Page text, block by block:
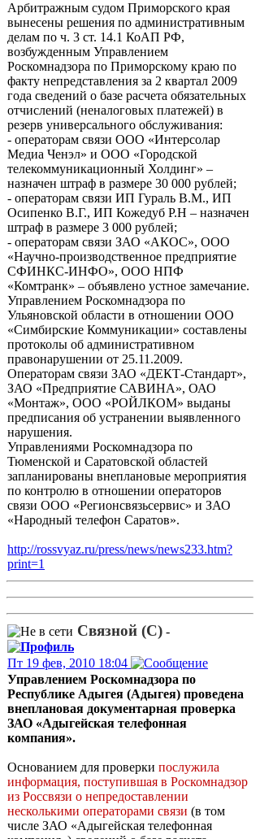
Арбитражным судом Приморского края
вынесены решения по административным
делам по ч. 3 ст. 14.1 КоАП РФ,
возбужденным Управлением
Роскомнадзора по Приморскому краю по
факту непредставления за 2 квартал 2009
года сведений о базе расчета обязательных
отчислений (неналоговых платежей) в
резерв универсального обслуживания:
- операторам связи ООО «Интерсолар
Медиа Ченэл» и ООО «Городской
телекоммуникационный Холдинг» –
назначен штраф в размере 30 000 рублей;
- операторам связи ИП Гураль В.М., ИП
Осипенко В.Г., ИП Кожедуб Р.Н – назначен
штраф в размере 3 000 рублей;
- операторам связи ЗАО «АКОС», ООО
«Научно-производственное предприятие
СФИНКС-ИНФО», ООО НПФ
«Комтранк» – объявлено устное замечание.
Управлением Роскомнадзора по
Ульяновской области в отношении ООО
«Симбирские Коммуникации» составлены
протоколы об административном
правонарушении от 25.11.2009.
Операторам связи ЗАО «ДЕКТ-Стандарт»,
ЗАО «Предприятие САВИНА», ОАО
«Монтаж», ООО «РОЙЛКОМ» выданы
предписания об устранении выявленного
нарушения.
Управлениями Роскомнадзора по
Тюменской и Саратовской областей
запланированы внеплановые мероприятия
по контролю в отношении операторов
связи ООО «Регионсвязьсервис» и ЗАО
«Народный телефон Саратов».
http://rossvyaz.ru/press/news/news233.htm?
print=1
Связной (С) -
Пт 19 фев, 2010 18:04
Управлением Роскомнадзора по
Республике Адыгея (Адыгея) проведена
внеплановая документарная проверка
ЗАО «Адыгейская телефонная
компания».
Основанием для проверки послужила
информация, поступившая в Роскомнадзор
из Россвязи о непредоставлении
несколькими операторами связи (в том
числе ЗАО «Адыгейская телефонная